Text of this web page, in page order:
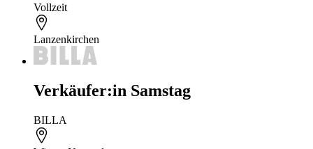
Vollzeit
Lanzenkirchen
Verkäufer:in Samstag
BILLA